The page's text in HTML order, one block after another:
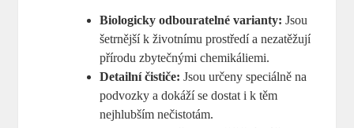
Biologicky odbouratelné varianty: Jsou
šetrnější k životnímu prostředí a nezatěžují
přírodu zbytečnými chemikáliemi.
Detailní čističe: Jsou určeny speciálně na
podvozky a dokáží se dostat i k těm
nejhlubším nečistotám.